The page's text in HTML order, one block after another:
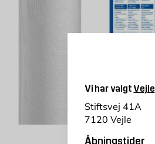
Vi har valgt Vejle
Stiftsvej 41A
7120 Vejle
Åbningstider